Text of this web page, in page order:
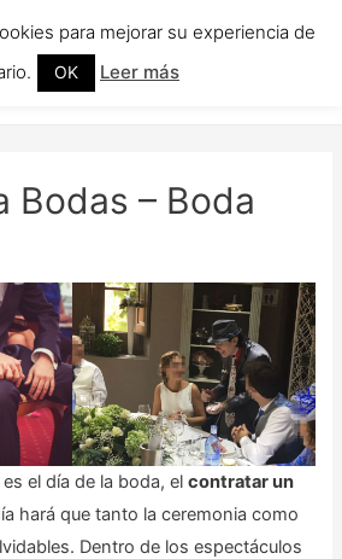
para fiestas
eventos de empresa, y donde se busque un toque
Bodas – Boda
el día de la boda, elcontratar un
hará que tanto la ceremonia como
Dentro de los espectáculos
para mejorar su experiencia de
OK Leer más